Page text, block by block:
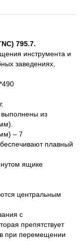
795.7.
инструмента и
заведениях,
из
– 7
плавный
ящике
центральным
с
препятствует
при перемещении